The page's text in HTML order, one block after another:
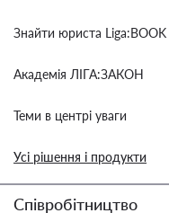
Знайти юриста Liga:BOOK
Академія ЛІГА:ЗАКОН
Теми в центрі уваги
Усі рішення і продукти
Співробітництво